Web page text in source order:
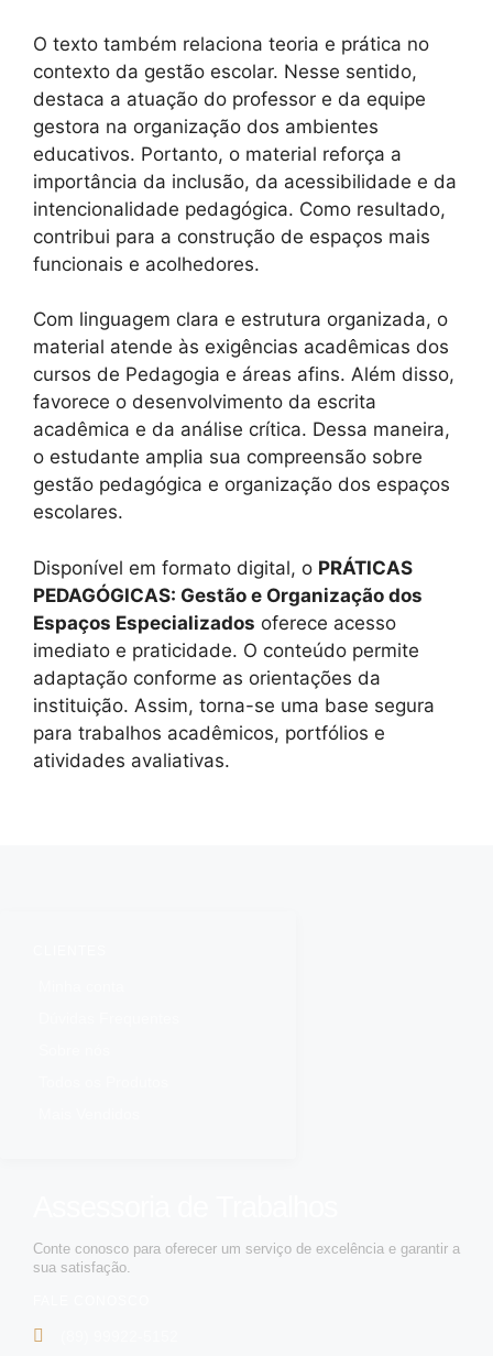
O texto também relaciona teoria e prática no
contexto da gestão escolar. Nesse sentido,
destaca a atuação do professor e da equipe
gestora na organização dos ambientes
educativos. Portanto, o material reforça a
importância da inclusão, da acessibilidade e da
intencionalidade pedagógica. Como resultado,
contribui para a construção de espaços mais
funcionais e acolhedores.
Com linguagem clara e estrutura organizada, o
material atende às exigências acadêmicas dos
cursos de Pedagogia e áreas afins. Além disso,
favorece o desenvolvimento da escrita
acadêmica e da análise crítica. Dessa maneira,
o estudante amplia sua compreensão sobre
gestão pedagógica e organização dos espaços
escolares.
Disponível em formato digital, o PRÁTICAS
PEDAGÓGICAS: Gestão e Organização dos
Espaços Especializados oferece acesso
imediato e praticidade. O conteúdo permite
adaptação conforme as orientações da
instituição. Assim, torna-se uma base segura
para trabalhos acadêmicos, portfólios e
atividades avaliativas.
Conte conosco para oferecer um serviço de excelência e garantir a
sua satisfação.